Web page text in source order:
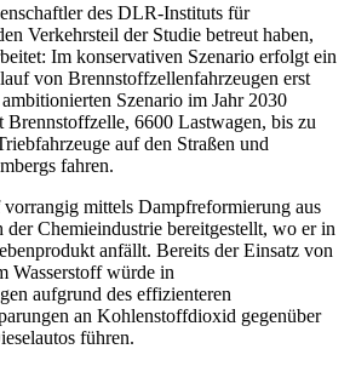
des DLR-Instituts für
Verkehrsteil der Studie betreut haben,
Im konservativen Szenario erfolgt ein
von Brennstoffzellenfahrzeugen erst
Szenario im Jahr 2030
6600 Lastwagen, bis zu
auf den Straßen und
fahren.
mittels Dampfreformierung aus
der Chemieindustrie bereitgestellt, wo er in
anfällt. Bereits der Einsatz von
Wasserstoff würde in
aufgrund des effizienteren
an Kohlenstoffdioxid gegenüber
führen.